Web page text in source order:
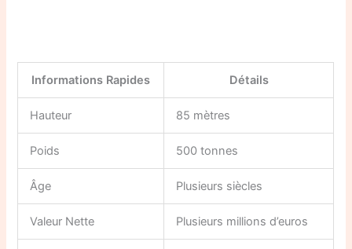
Informations Rapides Détails
Hauteur 85 mètres
Poids 500 tonnes
Âge Plusieurs siècles
Valeur Nette Plusieurs millions d’euros